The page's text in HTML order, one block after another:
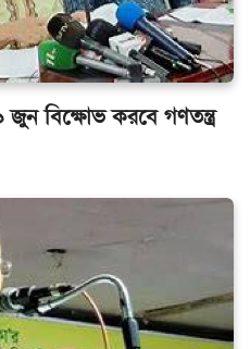
জুন বিক্ষোভ করবে গণতন্ত্র